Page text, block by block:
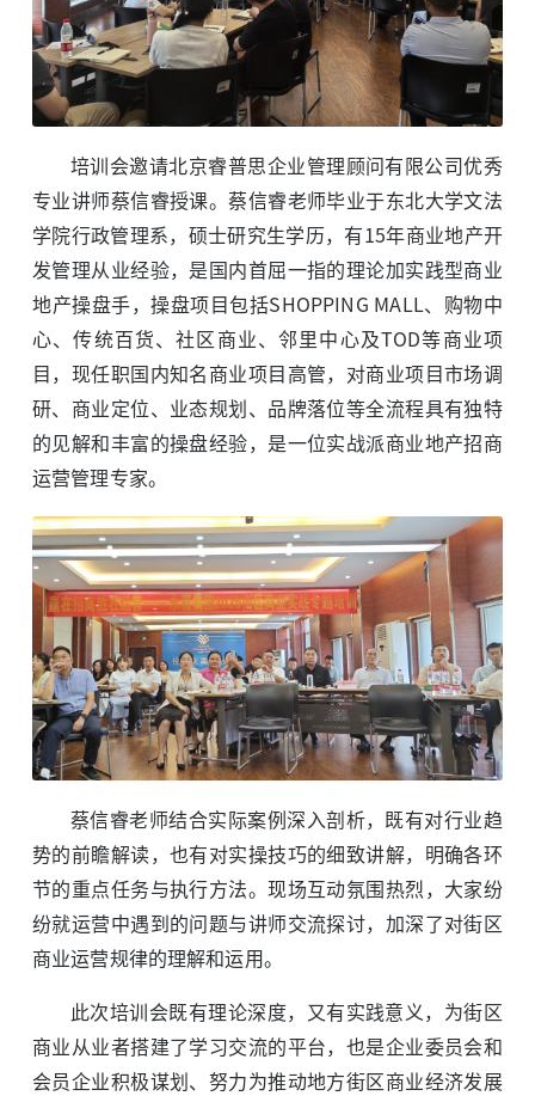
培训会邀请北京睿普思企业管理顾问有限公司优秀
专业讲师蔡信睿授课。蔡信睿老师毕业于东北大学文法
学院行政管理系，硕士研究生学历，有15年商业地产开
发管理从业经验，是国内首屈一指的理论加实践型商业
地产操盘手，操盘项目包括SHOPPING MALL、购物中
心、传统百货、社区商业、邻里中心及TOD等商业项
目，现任职国内知名商业项目高管，对商业项目市场调
研、商业定位、业态规划、品牌落位等全流程具有独特
的见解和丰富的操盘经验，是一位实战派商业地产招商
运营管理专家。
蔡信睿老师结合实际案例深入剖析，既有对行业趋
势的前瞻解读，也有对实操技巧的细致讲解，明确各环
节的重点任务与执行方法。现场互动氛围热烈，大家纷
纷就运营中遇到的问题与讲师交流探讨，加深了对街区
商业运营规律的理解和运用。
此次培训会既有理论深度，又有实践意义，为街区
商业从业者搭建了学习交流的平台，也是企业委员会和
会员企业积极谋划、努力为推动地方街区商业经济发展